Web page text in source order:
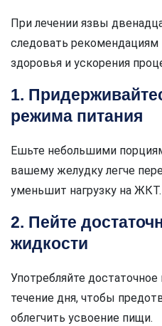
При лечении язвы
следовать
здоровья и ускорения
1.
режима питания
Ешьте небольшими
вашему желудку легче
уменьшит нагрузку на ЖКТ.
2. Пейте
жидкости
Употребляйте
течение дня, чтобы
облегчить усвоение пищи.